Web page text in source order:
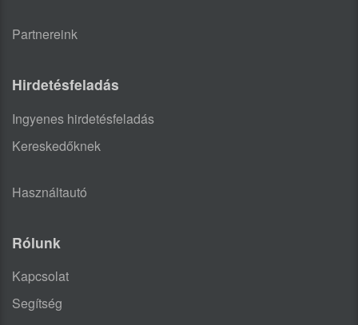
Partnereink
Hirdetésfeladás
Ingyenes hirdetésfeladás
Kereskedőknek
Használtautó
Rólunk
Kapcsolat
Segítség